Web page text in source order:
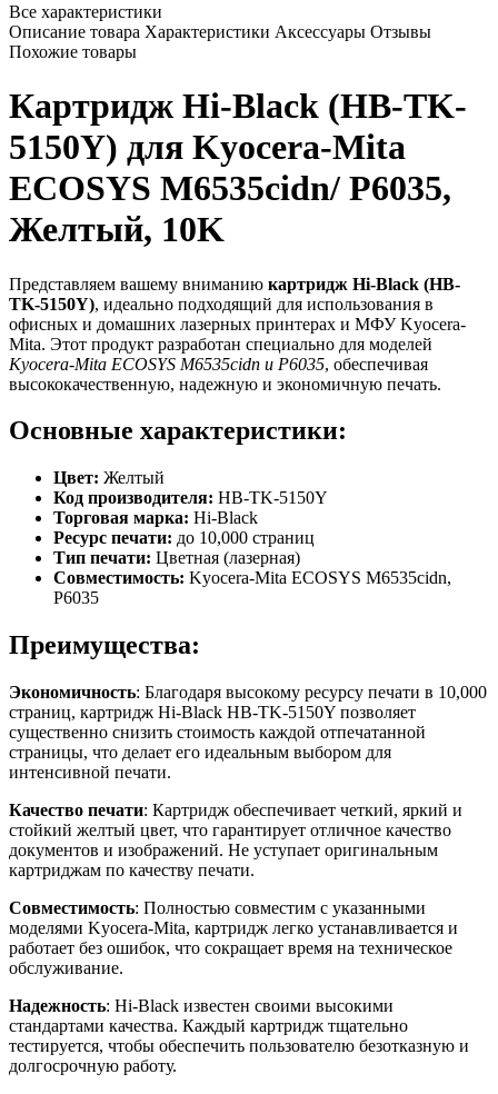
Все характеристики
Описание товара Характеристики Аксессуары Отзывы
Похожие товары
Картридж Hi-Black (HB-TK-
5150Y) для Kyocera-Mita
ECOSYS M6535cidn/ P6035,
Желтый, 10K
Представляем вашему вниманию картридж Hi-Black (HB-
TK-5150Y), идеально подходящий для использования в
офисных и домашних лазерных принтерах и МФУ Kyocera-
Mita. Этот продукт разработан специально для моделей
Kyocera-Mita ECOSYS M6535cidn и P6035, обеспечивая
высококачественную, надежную и экономичную печать.
Основные характеристики:
Цвет: Желтый
Код производителя: HB-TK-5150Y
Торговая марка: Hi-Black
Ресурс печати: до 10,000 страниц
Тип печати: Цветная (лазерная)
Совместимость: Kyocera-Mita ECOSYS M6535cidn,
P6035
Преимущества:
Экономичность: Благодаря высокому ресурсу печати в 10,000
страниц, картридж Hi-Black HB-TK-5150Y позволяет
существенно снизить стоимость каждой отпечатанной
страницы, что делает его идеальным выбором для
интенсивной печати.
Качество печати: Картридж обеспечивает четкий, яркий и
стойкий желтый цвет, что гарантирует отличное качество
документов и изображений. Не уступает оригинальным
картриджам по качеству печати.
Совместимость: Полностью совместим с указанными
моделями Kyocera-Mita, картридж легко устанавливается и
работает без ошибок, что сокращает время на техническое
обслуживание.
Надежность: Hi-Black известен своими высокими
стандартами качества. Каждый картридж тщательно
тестируется, чтобы обеспечить пользователю безотказную и
долгосрочную работу.